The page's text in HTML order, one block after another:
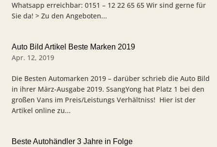
Whatsapp erreichbar: 0151 – 12 22 65 65 Wir sind gerne für
Sie da! > Zu den Angeboten...
Auto Bild Artikel Beste Marken 2019
Apr. 12, 2019
Die Besten Automarken 2019 – darüber schrieb die Auto Bild
in ihrer März-Ausgabe 2019. SsangYong hat Platz 1 bei den
großen Vans im Preis/Leistungs Verhältniss! Hier ist der
Artikel online zu...
Beste Autohändler 3 Jahre in Folge